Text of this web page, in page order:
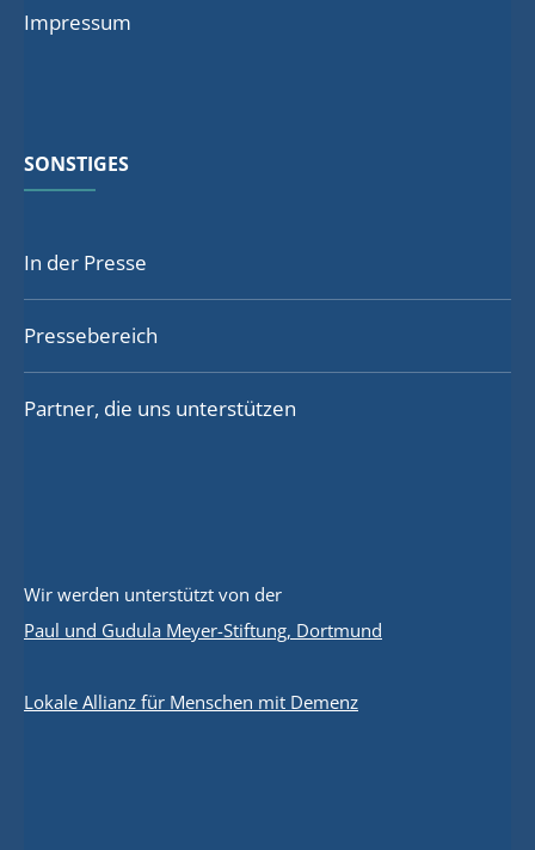
Impressum
SONSTIGES
In der Presse
Pressebereich
Partner, die uns unterstützen
Wir werden unterstützt von der
Paul und Gudula Meyer-Stiftung, Dortmund
Lokale Allianz für Menschen mit Demenz